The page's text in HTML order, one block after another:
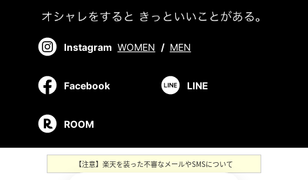
Instagram WOMEN / MEN
Facebook LINE
ROOM
【注意】楽天を装った不審なメールやSMSについて